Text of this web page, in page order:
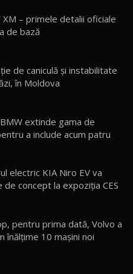
/ Test Drive AutoBlog.MD
Drive AutoBlog.MD
în Moldova / AutoBlog.MD
Defender Testat în
– primele detalii oficiale
de bază
de caniculă și instabilitate
în Moldova
extinde gama de
a include acum patru
electric KIA Niro EV va
concept la expoziţia CES
pentru prima dată, Volvo a
înălţime 10 maşini noi